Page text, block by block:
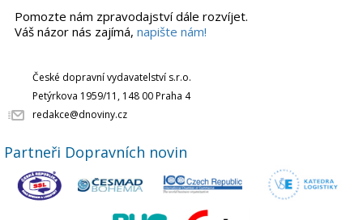
Pomozte nám zpravodajství dále rozvíjet.
Váš názor nás zajímá, napište nám!
České dopravní vydavatelství s.r.o.
Petýrkova 1959/11, 148 00 Praha 4
redakce@dnoviny.cz
Partneři Dopravních novin